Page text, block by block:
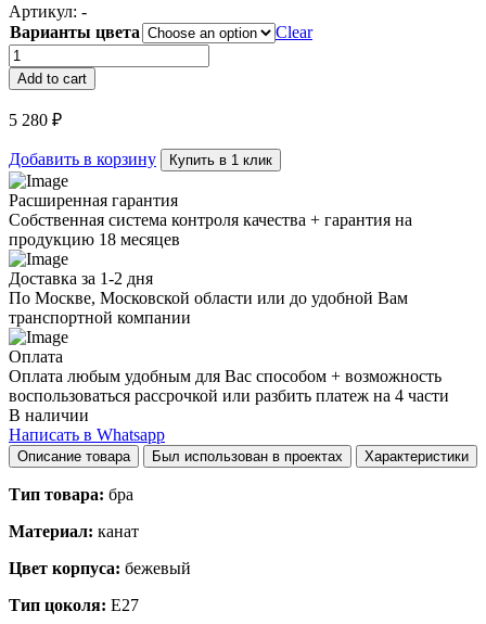
Артикул: -
Варианты цвета
Clear
Бра
Rope
filament
8108–
B2
quantity
Add to cart
5 280 ₽
Добавить в корзину Купить в 1 клик
Расширенная гарантия
Собственная система контроля качества + гарантия на
продукцию 18 месяцев
Доставка за 1-2 дня
По Москве, Московской области или до удобной Вам
транспортной компании
Оплата
Оплата любым удобным для Вас способом + возможность
воспользоваться рассрочкой или разбить платеж на 4 части
В наличии
Написать в Whatsapp
Описание товара Был использован в проектах Характеристики
Тип товара: бра
Материал: канат
Цвет корпуса: бежевый
Тип цоколя: E27